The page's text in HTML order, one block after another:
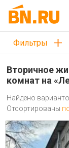
Фильтры
Вторичное
комнат на
Найдено
Отсортированы